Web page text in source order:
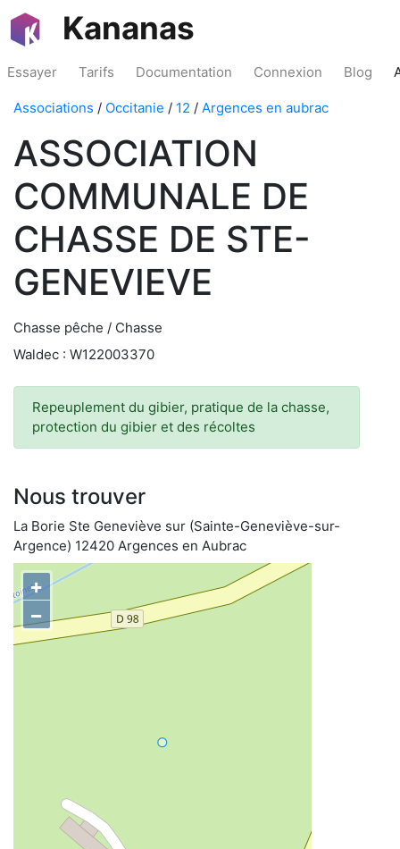
Kananas
Essayer Tarifs Documentation Connexion Blog
Associations / Occitanie / 12 / Argences en aubrac
ASSOCIATION
COMMUNALE DE
CHASSE DE STE-
GENEVIEVE
Chasse pêche / Chasse
Waldec : W122003370
Repeuplement du gibier, pratique de la chasse,
protection du gibier et des récoltes
Nous trouver
La Borie Ste Geneviève sur (Sainte-Geneviève-sur-
Argence) 12420 Argences en Aubrac
+
−